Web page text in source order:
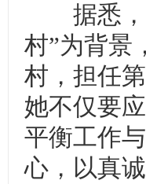
据悉，
村”为背景
村，担任
她不仅要
平衡工作
心，以真